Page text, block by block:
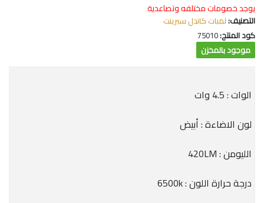
يوجد خصومات مختلفه وتصاعدية
التصنيف:لمبات كاندل سبرينت
كود المنتج:75010
موجود بالمخزن
الوات : 4.5 وات
لون الاضاءة : أبيض
الليومن : 420LM
درجة حرارة اللون : 6500k